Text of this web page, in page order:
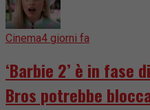
Cinema4 giorni fa
‘Barbie 2’ è in fase
Bros potrebbe